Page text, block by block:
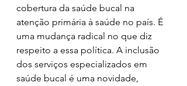
cobertura da saúde bucal na
atenção primária à saúde no país. É
uma mudança radical no que diz
respeito a essa política. A inclusão
dos serviços especializados em
saúde bucal é uma novidade,